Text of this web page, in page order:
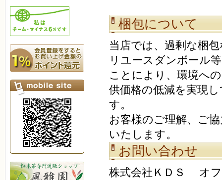
梱包について
当店では、過剰な梱
リユースダンボール
ことにより、環境へ
供価格の低減を実現
す。
お客様のご理解、ご
いたします。
お問い合わせ
株式会社ＫＤＳ オフ